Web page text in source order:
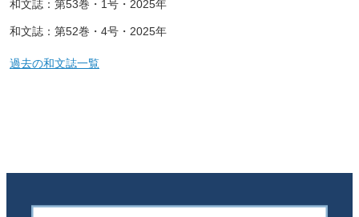
和文誌：第53巻・1号・2025年
和文誌：第52巻・4号・2025年
過去の和文誌一覧